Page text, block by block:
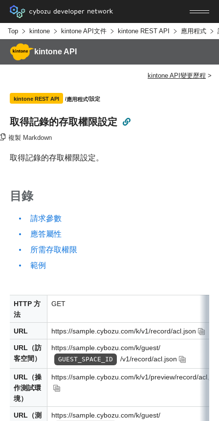
Top kintone kintone API文件 kintone REST API 應用程式
kintone API
kintone API變更歷程
kintone REST API 應用程式 設定
取得記錄的存取權限設定
複製 Markdown
取得記錄的存取權限設定。
目錄
請求參數
應答屬性
所需存取權限
範例
HTTP 方
法
GET
URL https://sample.cybozu.com/k/v1/record/acl.json
URL（訪
客空間）
https://sample.cybozu.com/k/guest/
GUEST_SPACE_ID /v1/record/acl.json
URL（操
作測試環
境）
https://sample.cybozu.com/k/v1/preview/record/
URL（測
https://sample.cybozu.com/k/guest/